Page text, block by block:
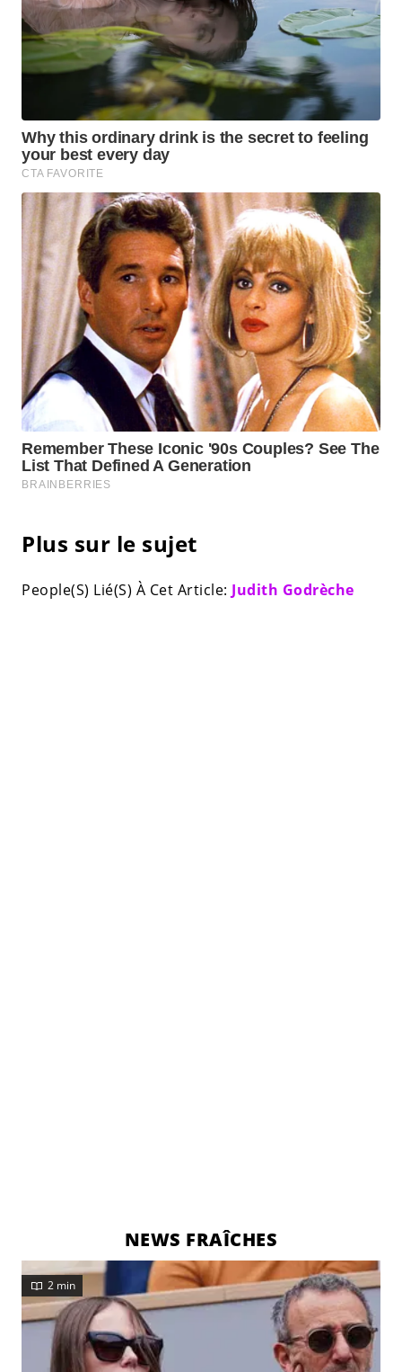
Plus sur le sujet
People(S) Lié(S) À Cet Article: Judith Godrèche
NEWS FRAÎCHES
2 min